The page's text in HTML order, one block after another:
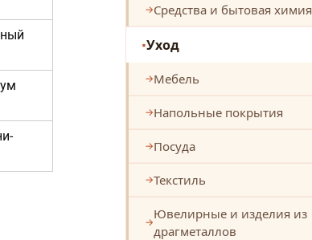
Средства и бытовая химия
Уход
Мебель
Напольные покрытия
Посуда
Текстиль
Ювелирные и изделия из
драгметаллов